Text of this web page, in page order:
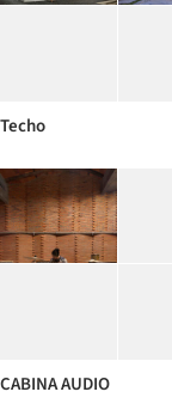
Techo
CABINA AUDIO